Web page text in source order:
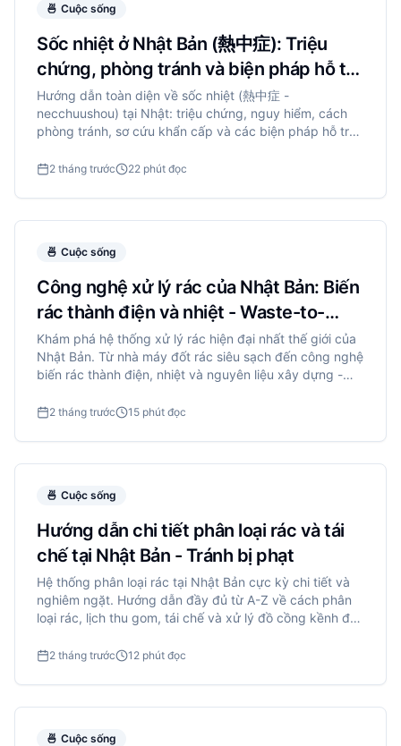
🍜 Cuộc sống
Sốc nhiệt ở Nhật Bản (熱中症): Triệu
chứng, phòng tránh và biện pháp hỗ trợ
2026
Hướng dẫn toàn diện về sốc nhiệt (熱中症 -
necchuushou) tại Nhật: triệu chứng, nguy hiểm, cách
phòng tránh, sơ cứu khẩn cấp và các biện pháp hỗ trợ
2 tháng trước 22 phút đọc
🍜 Cuộc sống
Công nghệ xử lý rác của Nhật Bản: Biến
rác thành điện và nhiệt - Waste-to-
Energy
Khám phá hệ thống xử lý rác hiện đại nhất thế giới của
Nhật Bản. Từ nhà máy đốt rác siêu sạch đến công nghệ
biến rác thành điện, nhiệt và nguyên liệu xây dựng -
2 tháng trước 15 phút đọc
🍜 Cuộc sống
Hướng dẫn chi tiết phân loại rác và tái
chế tại Nhật Bản - Tránh bị phạt
Hệ thống phân loại rác tại Nhật Bản cực kỳ chi tiết và
nghiêm ngặt. Hướng dẫn đầy đủ từ A-Z về cách phân
loại rác, lịch thu gom, tái chế và xử lý đồ cồng kềnh để
2 tháng trước 12 phút đọc
🍜 Cuộc sống